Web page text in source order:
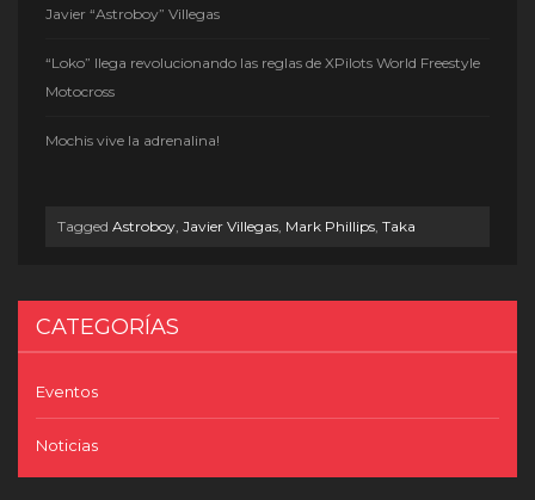
Javier “Astroboy” Villegas
“Loko” llega revolucionando las reglas de XPilots World Freestyle
Motocross
Mochis vive la adrenalina!
Tagged Astroboy, Javier Villegas, Mark Phillips, Taka
CATEGORÍAS
Eventos
Noticias